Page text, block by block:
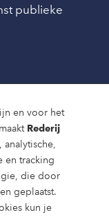
en voor het
Rederij
en tracking
die door
geplaatst.
kun je
publieke